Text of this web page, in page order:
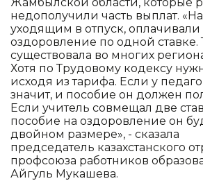
недополучили часть выплат.
уходящим в отпуск, оплачивали
оздоровление по одной ставке.
существовала во многих
Хотя по Трудовому кодексу
исходя из тарифа. Если у
значит, и пособие он должен
Если учитель совмещал две
пособие на оздоровление он
двойном размере», - сказала
председатель казахстанского
профсоюза работников
Айгуль Мукашева.